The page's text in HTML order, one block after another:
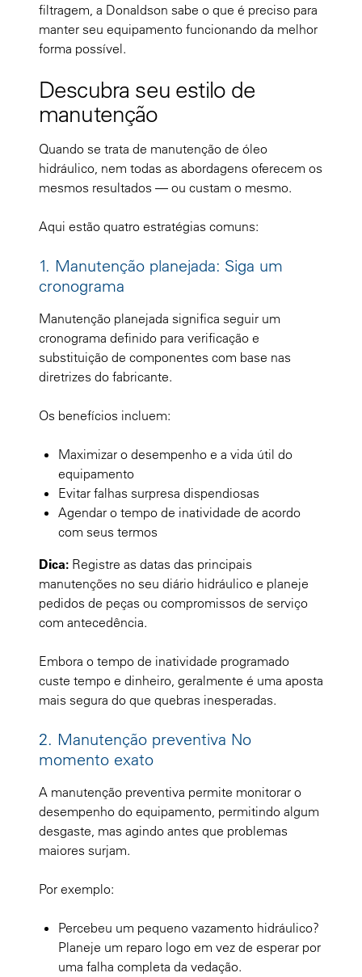
filtragem, a Donaldson sabe o que é preciso para
manter seu equipamento funcionando da melhor
forma possível.
Descubra seu estilo de
manutenção
Quando se trata de manutenção de óleo
hidráulico, nem todas as abordagens oferecem os
mesmos resultados — ou custam o mesmo.
Aqui estão quatro estratégias comuns:
1. Manutenção planejada: Siga um
cronograma
Manutenção planejada significa seguir um
cronograma definido para verificação e
substituição de componentes com base nas
diretrizes do fabricante.
Os benefícios incluem:
Maximizar o desempenho e a vida útil do
equipamento
Evitar falhas surpresa dispendiosas
Agendar o tempo de inatividade de acordo
com seus termos
Dica: Registre as datas das principais
manutenções no seu diário hidráulico e planeje
pedidos de peças ou compromissos de serviço
com antecedência.
Embora o tempo de inatividade programado
custe tempo e dinheiro, geralmente é uma aposta
mais segura do que quebras inesperadas.
2. Manutenção preventiva No
momento exato
A manutenção preventiva permite monitorar o
desempenho do equipamento, permitindo algum
desgaste, mas agindo antes que problemas
maiores surjam.
Por exemplo:
Percebeu um pequeno vazamento hidráulico?
Planeje um reparo logo em vez de esperar por
uma falha completa da vedação.